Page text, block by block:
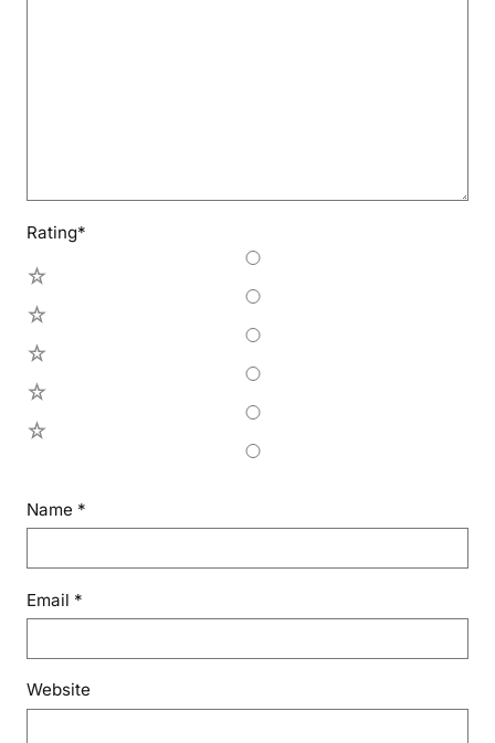
Rating*
Name *
Email *
Website